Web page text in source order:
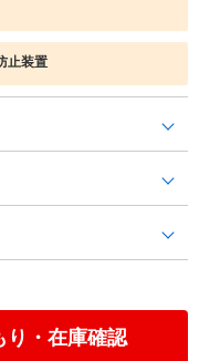
止装置
り・在庫確認